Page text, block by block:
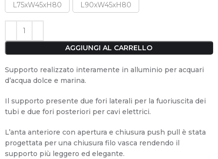
L75xW45xH80 L90xW45xH80
AGGIUNGI AL CARRELLO
Supporto realizzato interamente in alluminio per acquari
d’acqua dolce e marina.
Il supporto presente due fori laterali per la fuoriuscita dei
tubi e due fori posteriori per cavi elettrici.
L’anta anteriore con apertura e chiusura push pull è stata
progettata per una chiusura filo vasca rendendo il
supporto più leggero ed elegante.